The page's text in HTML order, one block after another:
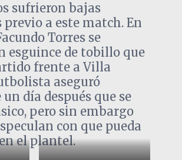
sufrieron bajas
a este match. En
Torres se
esguince de tobillo que
frente a Villa
aseguró
día después que se
pero sin embargo
con que pueda
el plantel.